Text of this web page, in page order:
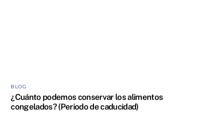
BLOG
¿Cuánto podemos conservar los alimentos
congelados? (Periodo de caducidad)